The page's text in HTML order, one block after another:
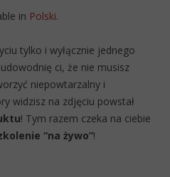
in Polski.
tylko i wyłącznie jednego
ci, że nie musisz
niepowtarzalny i
widzisz na zdjęciu powstał
! Tym razem czeka na ciebie
“na żywo”!